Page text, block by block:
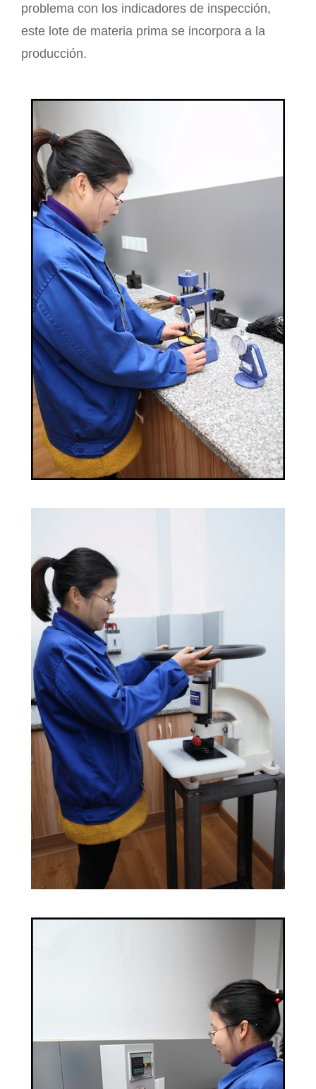
problema con los indicadores de inspección,
este lote de materia prima se incorpora a la
producción.